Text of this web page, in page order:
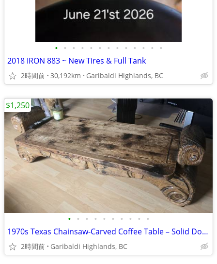
• • • • • • • • • • • • •
2018 IRON 883 ~ New Tires & Full Tank
2時間前 30,192km Garibaldi Highlands, BC
• • • • • • • • • •
1970s Texas Chainsaw-Carved Coffee Table – Solid Douglas Fir
2時間前 Garibaldi Highlands, BC
$1,250